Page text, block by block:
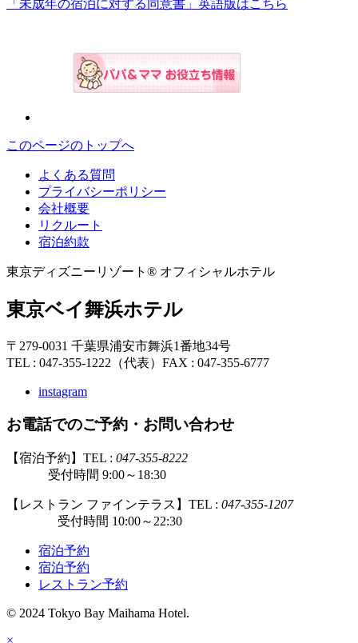
「未成年の宿泊に対する同意書」英語版はこちら
このページのトップへ
よくある質問
プライバシーポリシー
会社概要
リクルート
宿泊約款
東京ディズニーリゾート® オフィシャルホテル
東京ベイ舞浜ホテル
〒279-0031 千葉県浦安市舞浜1番地34号
TEL : 047-355-1222（代表） FAX : 047-355-6777
instagram
お電話でのご予約・お問い合わせ
【宿泊予約】TEL : 047-355-8222
受付時間 9:00～18:30
【レストラン ファインテラス】TEL : 047-355-1207
受付時間 10:00～22:30
宿泊予約
宿泊予約
レストラン予約
© 2024 Tokyo Bay Maihama Hotel.
×